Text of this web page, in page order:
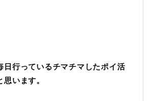
日行っているチマチマしたポイ活
います。